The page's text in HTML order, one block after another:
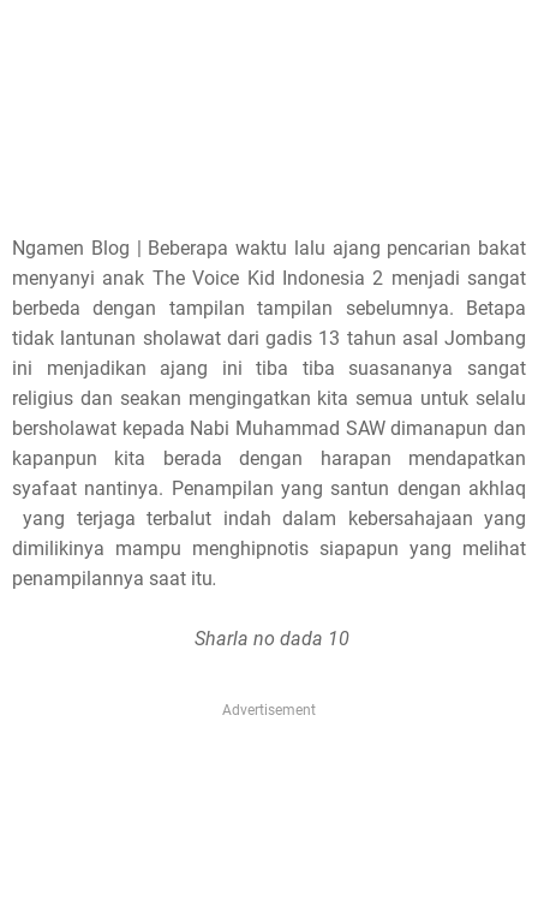
p
s
t
,
p
Ngamen Blog | Beberapa waktu lalu ajang pencarian bakat
menyanyi anak The Voice Kid Indonesia 2 menjadi sangat
berbeda dengan tampilan tampilan sebelumnya. Betapa
tidak lantunan sholawat dari gadis 13 tahun asal Jombang
ini menjadikan ajang ini tiba tiba suasananya sangat
religius dan seakan mengingatkan kita semua untuk selalu
bersholawat kepada Nabi Muhammad SAW dimanapun dan
kapanpun kita berada dengan harapan mendapatkan
syafaat nantinya. Penampilan yang santun dengan akhlaq
yang terjaga terbalut indah dalam kebersahajaan yang
dimilikinya mampu menghipnotis siapapun yang melihat
penampilannya saat itu.
Sharla no dada 10
Advertisement